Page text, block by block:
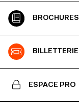
BROCHURES
BILLETTERIE
ESPACE PRO